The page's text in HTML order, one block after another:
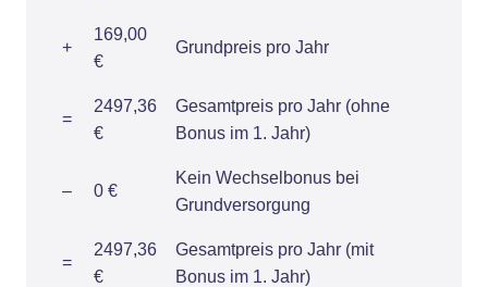
+
169,00
€
Grundpreis pro Jahr
=
2497,36
€
Gesamtpreis pro Jahr (ohne
Bonus im 1. Jahr)
– 0 €
Kein Wechselbonus bei
Grundversorgung
=
2497,36
€
Gesamtpreis pro Jahr (mit
Bonus im 1. Jahr)